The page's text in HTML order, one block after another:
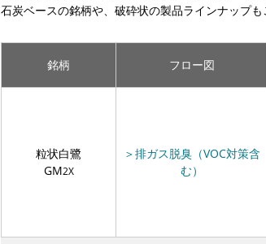
石炭ベースの銘柄や、破砕状の製品ラインナップも
銘柄 フロー図
粒状白鷺
GM2X
＞排ガス脱臭（VOC対策含
む）